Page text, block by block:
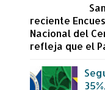
reciente
Nacional del
refleja que el